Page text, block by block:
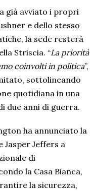
già avviato i propri
e dello stesso
la sede resterà
Striscia. “La priorità
coinvolti in politica”,
sottolineando
quotidiana in una
due anni di guerra.
ha annunciato la
Jasper Jeffers a
di
la Casa Bianca,
la sicurezza,